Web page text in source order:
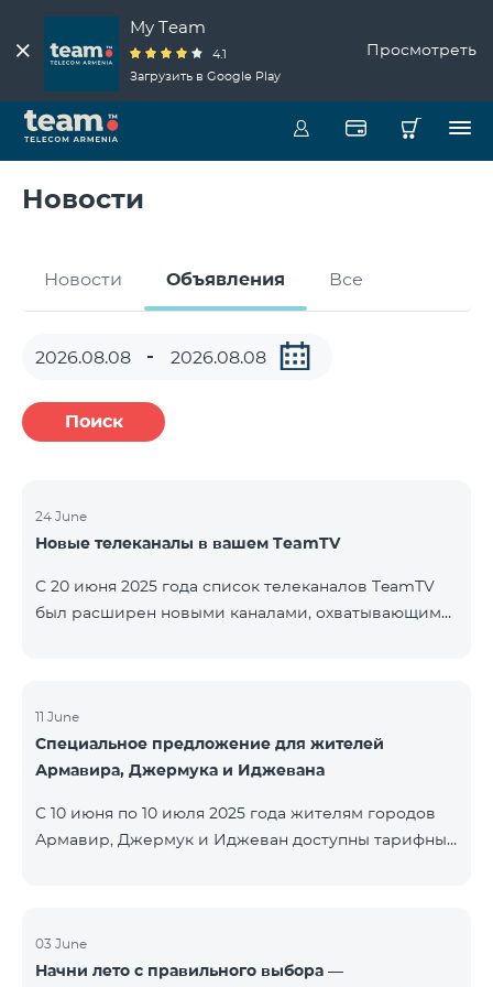
My Team
4.1
Загрузить в Google Play
Просмотреть
Новости
Новости Объявления Все
Поиск
24 June
Новые телеканалы в вашем TeamTV
С 20 июня 2025 года список телеканалов TeamTV
был расширен новыми каналами, охватывающими
Russian Информационный 230 AMEDIA Фильмы 231
AMEDIA 2 Фильмы 232 AMEDIA HIT Фильмы 233
11 June
Специальное предложение для жителей
Армавира, Джермука и Иджевана
С 10 июня по 10 июля 2025 года жителям городов
Армавир, Джермук и Иджеван доступны тарифные
предоставляется 50% скидка на первые 6 месяцев
при условии годовой подписки (12 месяцев).
03 June
Начни лето с правильного выбора —